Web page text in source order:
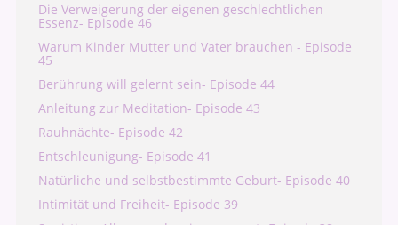
Die Verweigerung der eigenen geschlechtlichen
Essenz- Episode 46
Warum Kinder Mutter und Vater brauchen - Episode
45
Berührung will gelernt sein- Episode 44
Anleitung zur Meditation- Episode 43
Rauhnächte- Episode 42
Entschleunigung- Episode 41
Natürliche und selbstbestimmte Geburt- Episode 40
Intimität und Freiheit- Episode 39